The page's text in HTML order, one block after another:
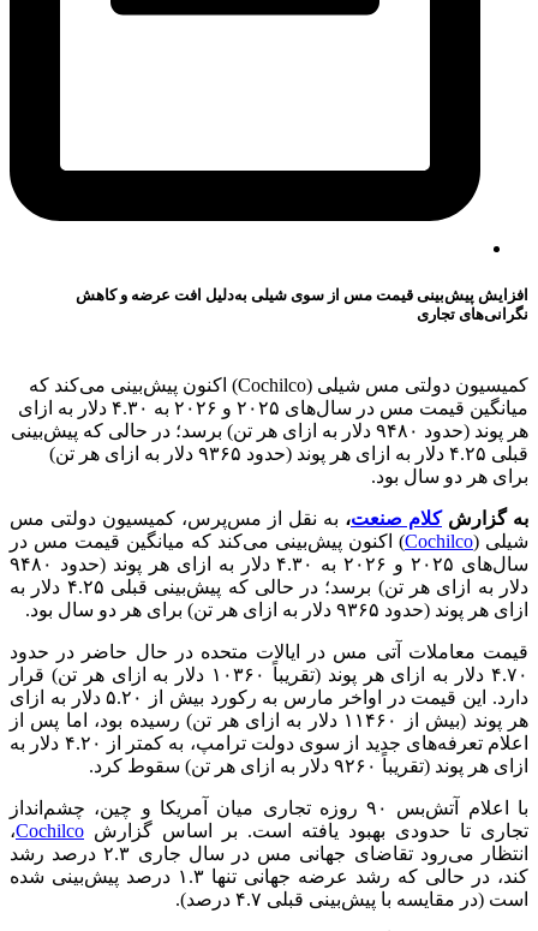
افزایش پیش‌بینی قیمت مس از سوی شیلی به‌دلیل افت عرضه و کاهش
نگرانی‌های تجاری
کمیسیون دولتی مس شیلی (Cochilco) اکنون پیش‌بینی می‌کند که
میانگین قیمت مس در سال‌های ۲۰۲۵ و ۲۰۲۶ به ۴.۳۰ دلار به ازای
هر پوند (حدود ۹۴۸۰ دلار به ازای هر تن) برسد؛ در حالی که پیش‌بینی
قبلی ۴.۲۵ دلار به ازای هر پوند (حدود ۹۳۶۵ دلار به ازای هر تن)
برای هر دو سال بود.
به گزارشکلام صنعت، به نقل از مس‌پرس، کمیسیون دولتی مس
شیلی (Cochilco) اکنون پیش‌بینی می‌کند که میانگین قیمت مس در
سال‌های ۲۰۲۵ و ۲۰۲۶ به ۴.۳۰ دلار به ازای هر پوند (حدود ۹۴۸۰
دلار به ازای هر تن) برسد؛ در حالی که پیش‌بینی قبلی ۴.۲۵ دلار به
ازای هر پوند (حدود ۹۳۶۵ دلار به ازای هر تن) برای هر دو سال بود.
قیمت معاملات آتی مس در ایالات متحده در حال حاضر در حدود
۴.۷۰ دلار به ازای هر پوند (تقریباً ۱۰۳۶۰ دلار به ازای هر تن) قرار
دارد. این قیمت در اواخر مارس به رکورد بیش از ۵.۲۰ دلار به ازای
هر پوند (بیش از ۱۱۴۶۰ دلار به ازای هر تن) رسیده بود، اما پس از
اعلام تعرفه‌های جدید از سوی دولت ترامپ، به کمتر از ۴.۲۰ دلار به
ازای هر پوند (تقریباً ۹۲۶۰ دلار به ازای هر تن) سقوط کرد.
با اعلام آتش‌بس ۹۰ روزه تجاری میان آمریکا و چین، چشم‌انداز
تجاری تا حدودی بهبود یافته است. بر اساس گزارش Cochilco،
انتظار می‌رود تقاضای جهانی مس در سال جاری ۲.۳ درصد رشد
کند، در حالی که رشد عرضه جهانی تنها ۱.۳ درصد پیش‌بینی شده
است (در مقایسه با پیش‌بینی قبلی ۴.۷ درصد).